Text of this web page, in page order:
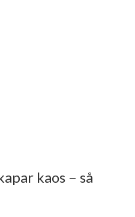
kaos – så